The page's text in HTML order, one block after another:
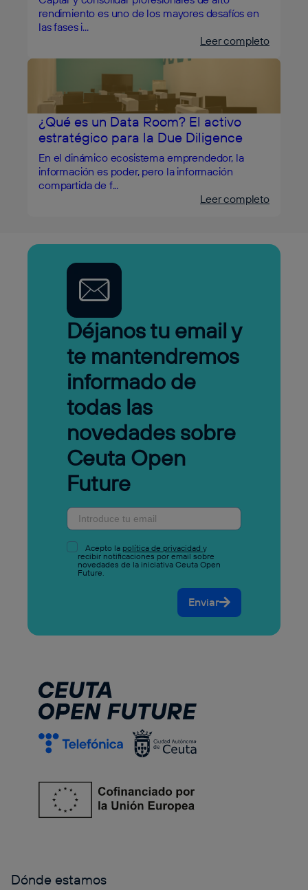
rendimiento es uno de los mayores desafíos en
las fases i...
Leer completo
¿Qué es un Data Room? El activo
estratégico para la Due Diligence
En el dinámico ecosistema emprendedor, la
información es poder, pero la información
compartida de f...
Leer completo
Déjanos tu email y
te mantendremos
informado de
todas las
novedades sobre
Ceuta Open
Future
Acepto la política de privacidad y
recibir notificaciones por email sobre
novedades de la iniciativa Ceuta Open
Future.
Enviar
Dónde estamos